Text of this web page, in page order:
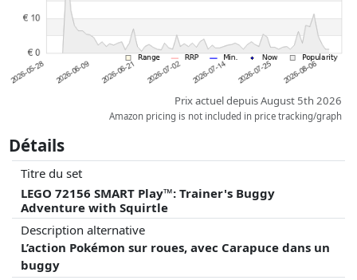
Prix actuel depuis August 5th 2026
Amazon pricing is not included in price tracking/graph
Détails
Titre du set
LEGO 72156 SMART Play™: Trainer's Buggy
Adventure with Squirtle
Description alternative
L’action Pokémon sur roues, avec Carapuce dans un
buggy